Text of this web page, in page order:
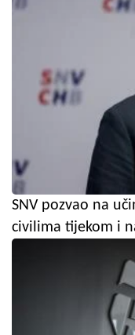
SNV pozvao na
civilima tijekom i